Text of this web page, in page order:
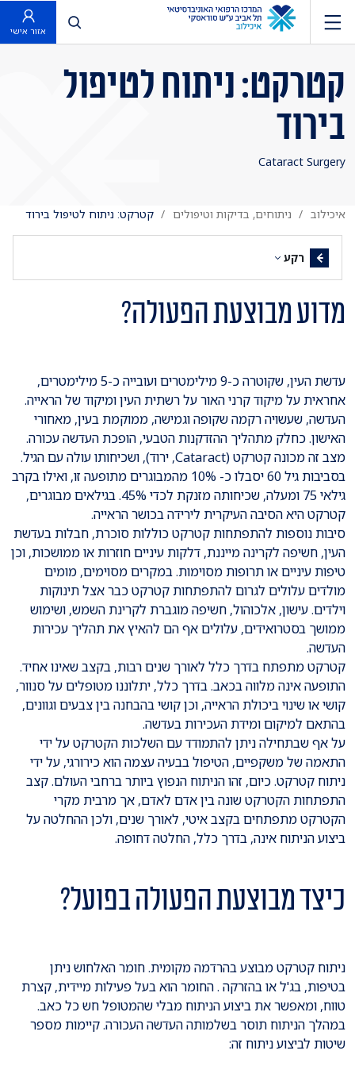
פתח חיפוש
אזור אישי
קטרקט: ניתוח לטיפול
בירוד
Cataract Surgery
איכילוב ניתוחים, בדיקות וטיפולים קטרקט: ניתוח לטיפול בירוד
רקע
מדוע מבוצעת הפעולה?
עדשת העין, שקוטרה כ-9 מילימטרים ועובייה כ-5 מילימטרים,
אחראית על מיקוד קרני האור על רשתית העין ומיקוד של הראייה.
העדשה, שעשויה רקמה שקופה וגמישה, ממוקמת בעין, מאחורי
האישון. כחלק מתהליך ההזדקנות הטבעי, הופכת העדשה עכורה.
מצב זה מכונה קטרקט (Cataract, ירוד), ושכיחותו עולה עם הגיל.
בסביבות גיל 60 יסבלו כ- 10% מהמבוגרים מתופעה זו, ואילו בקרב
גילאי 75 ומעלה, שכיחותה מזנקת לכדי 45%. בגילאים מבוגרים,
קטרקט היא הסיבה העיקרית לירידה בכושר הראייה.
סיבות נוספות להתפתחות קטרקט כוללות סוכרת, חבלות בעדשת
העין, חשיפה לקרינה מייננת, דלקות עיניים חוזרות או ממושכות, וכן
טיפות עיניים או תרופות מסוימות. במקרים מסוימים, מומים
מולדים עלולים לגרום להתפתחות קטרקט כבר אצל תינוקות
וילדים. עישון, אלכוהול, חשיפה מוגברת לקרינת השמש, ושימוש
ממושך בסטרואידים, עלולים אף הם להאיץ את תהליך עכירות
העדשה.
קטרקט מתפתח בדרך כלל לאורך שנים רבות, בקצב שאינו אחיד.
התופעה אינה מלווה בכאב. בדרך כלל, יתלוננו מטופלים על סנוור,
קושי או שינוי ביכולת הראייה, וכן קושי בהבחנה בין צבעים וגוונים,
בהתאם למיקום ומידת העכירות בעדשה.
על אף שבתחילה ניתן להתמודד עם השלכות הקטרקט על ידי
התאמה של משקפיים, הטיפול בבעיה עצמה הוא כירורגי, על ידי
ניתוח קטרקט. כיום, זהו הניתוח הנפוץ ביותר ברחבי העולם. קצב
התפתחות הקטרקט שונה בין אדם לאדם, אך מרבית מקרי
הקטרקט מתפתחים בקצב איטי, לאורך שנים, ולכן ההחלטה על
ביצוע הניתוח אינה, בדרך כלל, החלטה דחופה.
כיצד מבוצעת הפעולה בפועל?
ניתוח קטרקט מבוצע בהרדמה מקומית. חומר האלחוש ניתן
בטיפות, בג'ל או בהזרקה . החומר הוא בעל פעילות מיידית, קצרת
טווח, ומאפשר את ביצוע הניתוח מבלי שהמטופל חש כל כאב.
במהלך הניתוח תוסר בשלמותה העדשה העכורה. קיימות מספר
שיטות לביצוע ניתוח זה: